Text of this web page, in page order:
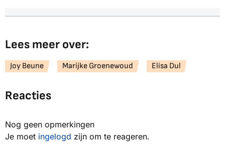
Lees meer over:
Joy Beune Marijke Groenewoud Elisa Dul
Reacties
Nog geen opmerkingen
Je moet ingelogd zijn om te reageren.